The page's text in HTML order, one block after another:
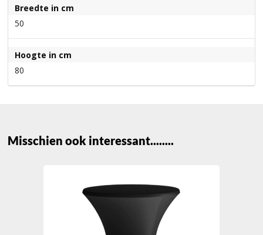
Breedte in cm
50
Hoogte in cm
80
Misschien ook interessant........